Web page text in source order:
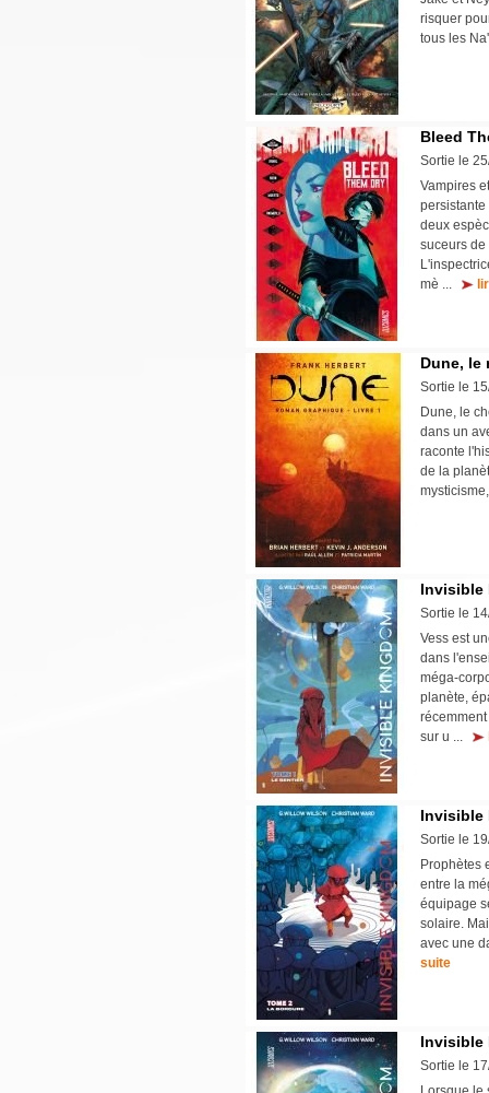
risquer
tous les
Bleed
Sortie le
Vampires
deux
suceurs
mè ...
Dune, le
Sortie le
Dune, le
dans un
raconte
de la
Invisible
Sortie le
Vess est
dans
méga-
planète,
sur u ...
Invisible
Sortie le
Prophètes
entre la
équipage
solaire.
avec une
suite
Invisible
Sortie le